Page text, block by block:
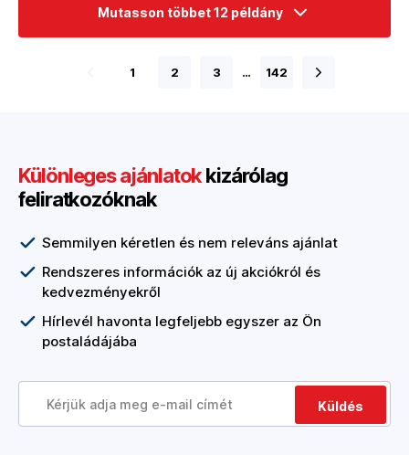
Mutasson többet 12 példány
1 2 3 … 142
Különleges ajánlatokkizárólag
feliratkozóknak
Semmilyen kéretlen és nem releváns ajánlat
Rendszeres információk az új akciókról és
kedvezményekről
Hírlevél havonta legfeljebb egyszer az Ön
postaládájába
Küldés